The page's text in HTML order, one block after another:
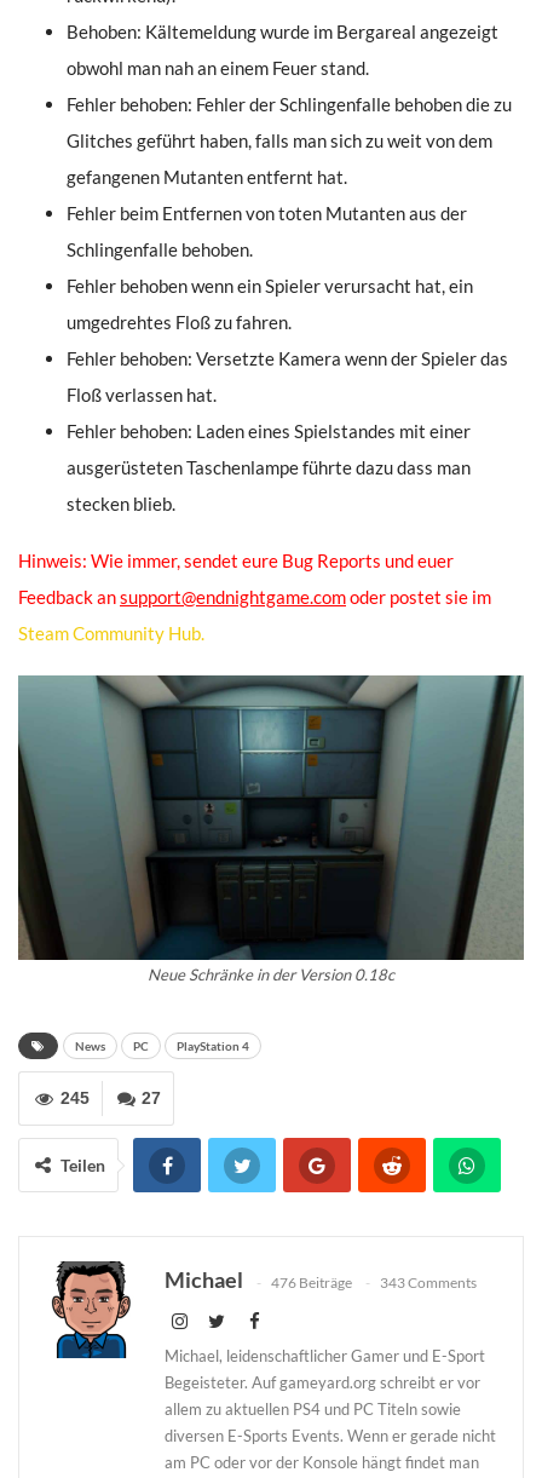
Behoben: Kältemeldung wurde im Bergareal angezeigt
obwohl man nah an einem Feuer stand.
Fehler behoben: Fehler der Schlingenfalle behoben die zu
Glitches geführt haben, falls man sich zu weit von dem
gefangenen Mutanten entfernt hat.
Fehler beim Entfernen von toten Mutanten aus der
Schlingenfalle behoben.
Fehler behoben wenn ein Spieler verursacht hat, ein
umgedrehtes Floß zu fahren.
Fehler behoben: Versetzte Kamera wenn der Spieler das
Floß verlassen hat.
Fehler behoben: Laden eines Spielstandes mit einer
ausgerüsteten Taschenlampe führte dazu dass man
stecken blieb.
Hinweis: Wie immer, sendet eure Bug Reports und euer
Feedback ansupport@endnightgame.comoder postet sie im
Steam Community Hub.
Neue Schränke in der Version 0.18c
News PC PlayStation 4
27
245
Teilen
Michael 476 Beiträge 343 Comments
Michael, leidenschaftlicher Gamer und E-Sport
Begeisteter. Auf gameyard.org schreibt er vor
allem zu aktuellen PS4 und PC Titeln sowie
diversen E-Sports Events. Wenn er gerade nicht
am PC oder vor der Konsole hängt findet man